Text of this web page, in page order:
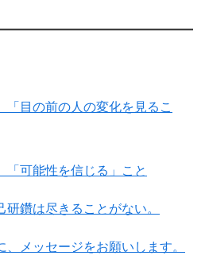
「目の前の人の変化を見るこ
「可能性を信じる」こと
鑽は尽きることがない。
メッセージをお願いします。